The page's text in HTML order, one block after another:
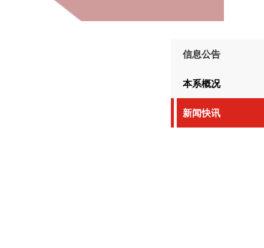
信息公告
本系概况
新闻快讯